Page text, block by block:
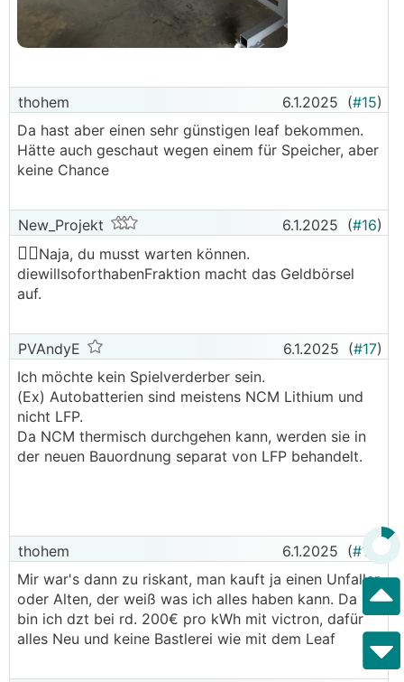
thohem 6.1.2025 (#15)
Da hast aber einen sehr günstigen leaf bekommen.
Hätte auch geschaut wegen einem für Speicher, aber
keine Chance
New_Projekt 6.1.2025 (#16)
🤷‍♀️Naja, du musst warten können.
diewillsoforthabenFraktion macht das Geldbörsel
auf.
PVAndyE 6.1.2025 (#17)
Ich möchte kein Spielverderber sein.
(Ex) Autobatterien sind meistens NCM Lithium und
nicht LFP.
Da NCM thermisch durchgehen kann, werden sie in
der neuen Bauordnung separat von LFP behandelt.
thohem 6.1.2025 (#18)
Mir war's dann zu riskant, man kauft ja einen Unfaller
oder Alten, der weiß was ich alles haben kann. Da
bin ich dzt bei rd. 200€ pro kWh mit victron, dafür
alles Neu und keine Bastlerei wie mit dem Leaf